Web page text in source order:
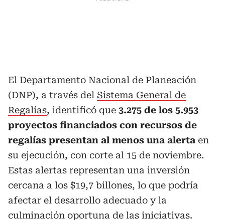
El Departamento Nacional de Planeación
(DNP), a través del Sistema General de
Regalías, identificó que 3.275 de los 5.953
proyectos financiados con recursos de
regalías presentan al menos una alerta en
su ejecución, con corte al 15 de noviembre.
Estas alertas representan una inversión
cercana a los $19,7 billones, lo que podría
afectar el desarrollo adecuado y la
culminación oportuna de las iniciativas.